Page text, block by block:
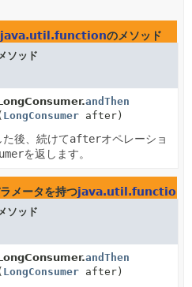
java.util.functionのメソッド
メソッド
andThen
LongConsumer after)
後、続けてafterオペレーショ
を返します。
メータを持つjava.util.function
メソッド
andThen
LongConsumer after)